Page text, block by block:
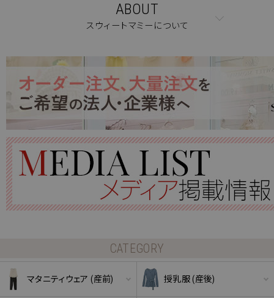
ABOUT
スウィートマミーについて
CATEGORY
マタニティウェア (産前) 授乳服 (産後)